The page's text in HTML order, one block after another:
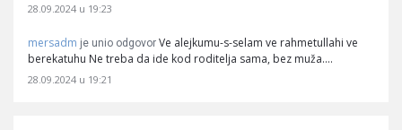
28.09.2024 u 19:23
mersadm je unio odgovor Ve alejkumu-s-selam ve rahmetullahi ve
berekatuhu Ne treba da ide kod roditelja sama, bez muža.…
28.09.2024 u 19:21